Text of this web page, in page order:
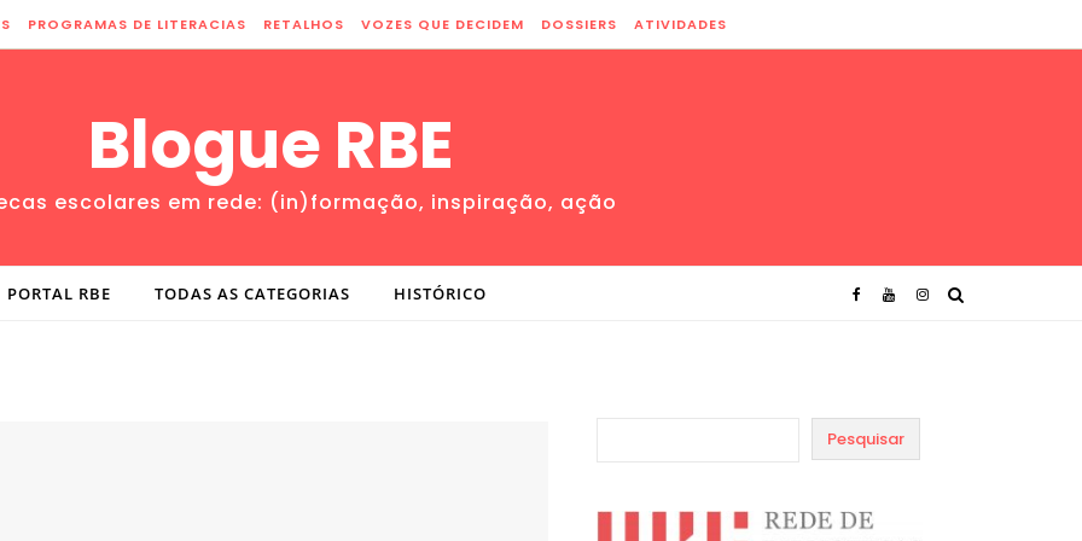
PROGRAMAS DE LITERACIAS RETALHOS VOZES QUE DECIDEM DOSSIERS ATIVIDADES
Blogue RBE
escolares em rede: (in)formação, inspiração, ação
PORTAL RBE TODAS AS CATEGORIAS HISTÓRICO
Pesquisar